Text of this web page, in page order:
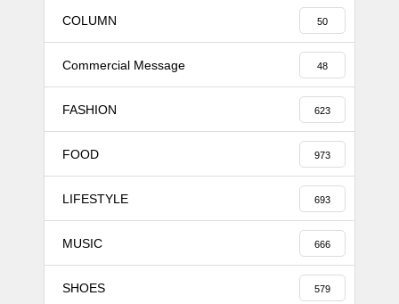
COLUMN 50
Commercial Message 48
FASHION 623
FOOD 973
LIFESTYLE 693
MUSIC 666
SHOES 579